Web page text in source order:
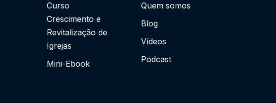
Curso
Crescimento e
Revitalização de
Igrejas
Mini-Ebook
Quem somos
Blog
Vídeos
Podcast